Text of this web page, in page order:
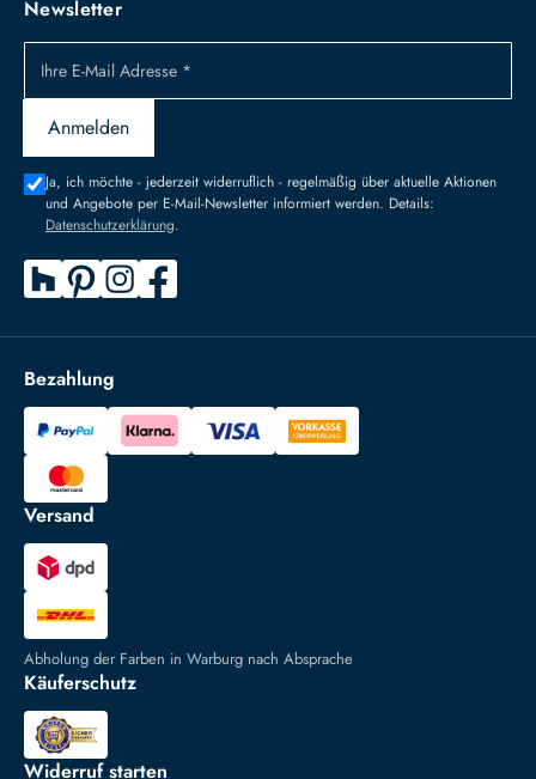
Newsletter
Ihre E-Mail Adresse *
Anmelden
Ja, ich möchte - jederzeit widerruflich - regelmäßig über aktuelle Aktionen
und Angebote per E-Mail-Newsletter informiert werden. Details:
Datenschutzerklärung.
Bezahlung
Versand
Abholung der Farben in Warburg nach Absprache
Käuferschutz
Widerruf starten